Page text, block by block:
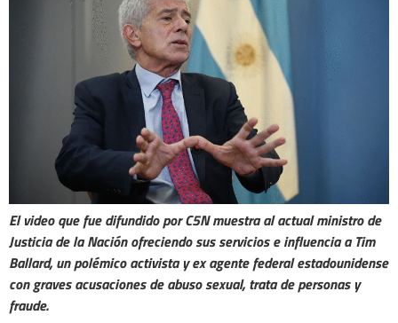
El video que fue difundido por C5N muestra al actual ministro de
Justicia de la Nación ofreciendo sus servicios e influencia a Tim
Ballard, un polémico activista y ex agente federal estadounidense
con graves acusaciones de abuso sexual, trata de personas y
fraude.